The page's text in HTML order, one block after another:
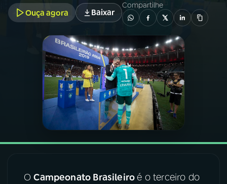
A RÁDIO
PROGRAMAÇÃO
PROGRAMAS
PODCASTS
06VIDEOCASTS
07ÚLTIMAS
Ouça agora Baixar
Compartilhe
OCampeonato Brasileiroé o terceiro do